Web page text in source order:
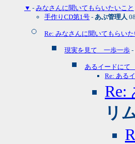
▼ - みなさんに聞いてもらいたいこと
手作りCD第1号 - あぶ管理人
Re: みなさんに聞いてもらいた
現実を見て 一歩一歩 -
あるイードにて
Re: ある
リ